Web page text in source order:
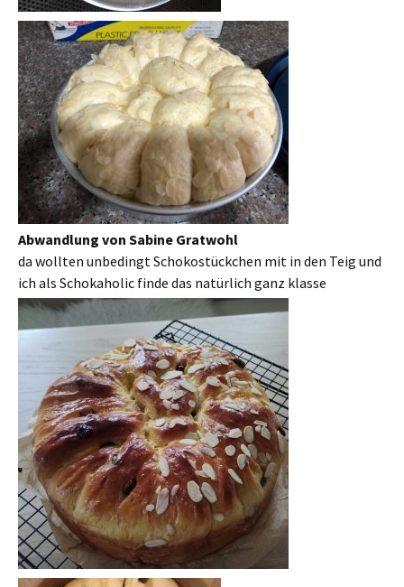
Abwandlung von Sabine Gratwohl
da wollten unbedingt Schokostückchen mit in den Teig und
ich als Schokaholic finde das natürlich ganz klasse